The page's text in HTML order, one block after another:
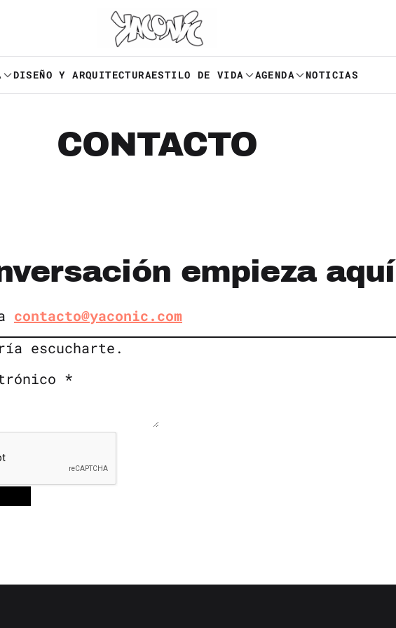
DISEÑO Y ARQUITECTURAESTILO DE VIDA AGENDA NOTICIAS
CONTACTO
empieza aquí
contacto@yaconic.com
escucharte.
*